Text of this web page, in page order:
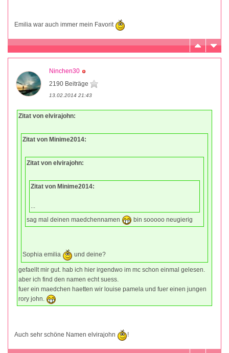
Emilia war auch immer mein Favorit
Ninchen30
2190 Beiträge
13.02.2014 21:43
Zitat von elvirajohn:
Zitat von Minime2014:
Zitat von elvirajohn:
Zitat von Minime2014:
sag mal deinen maedchennamen
bin sooooo neugierig
Sophia emilia und deine?
gefaellt mir gut. hab ich hier irgendwo im mc schon einmal gelesen.
aber ich find den namen echt suess.
fuer ein maedchen haetten wir louise pamela und fuer einen jungen
rory john.
Auch sehr schöne Namen elvirajohn !